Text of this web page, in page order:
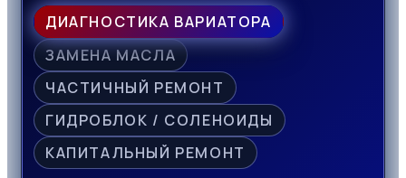
ДИАГНОСТИКА ВАРИАТОРА
ЗАМЕНА МАСЛА
ЧАСТИЧНЫЙ РЕМОНТ
ГИДРОБЛОК / СОЛЕНОИДЫ
КАПИТАЛЬНЫЙ РЕМОНТ